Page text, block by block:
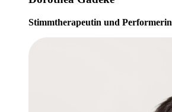
Stimmtherapeutin und Performerin